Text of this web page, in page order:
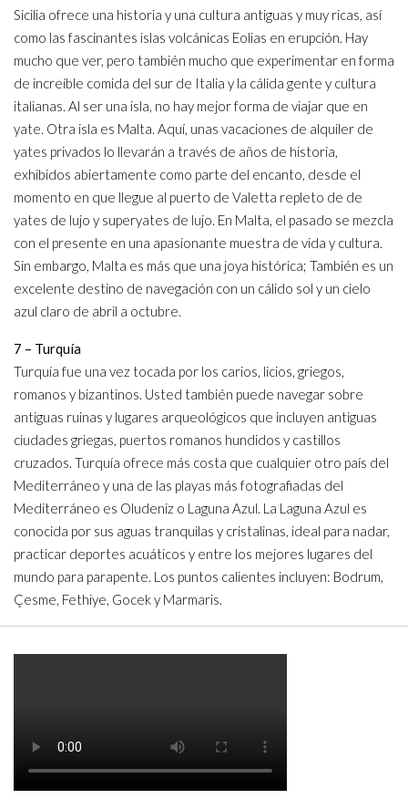
Sicilia ofrece una historia y una cultura antiguas y muy ricas, así
como las fascinantes islas volcánicas Eolias en erupción. Hay
mucho que ver, pero también mucho que experimentar en forma
de increíble comida del sur de Italia y la cálida gente y cultura
italianas. Al ser una isla, no hay mejor forma de viajar que en
yate. Otra isla es Malta. Aquí, unas vacaciones de alquiler de
yates privados lo llevarán a través de años de historia,
exhibidos abiertamente como parte del encanto, desde el
momento en que llegue al puerto de Valetta repleto de de
yates de lujo y superyates de lujo. En Malta, el pasado se mezcla
con el presente en una apasionante muestra de vida y cultura.
Sin embargo, Malta es más que una joya histórica; También es un
excelente destino de navegación con un cálido sol y un cielo
azul claro de abril a octubre.
7 – Turquía
Turquía fue una vez tocada por los carios, licios, griegos,
romanos y bizantinos. Usted también puede navegar sobre
antiguas ruinas y lugares arqueológicos que incluyen antiguas
ciudades griegas, puertos romanos hundidos y castillos
cruzados. Turquía ofrece más costa que cualquier otro país del
Mediterráneo y una de las playas más fotografiadas del
Mediterráneo es Oludeniz o Laguna Azul. La Laguna Azul es
conocida por sus aguas tranquilas y cristalinas, ideal para nadar,
practicar deportes acuáticos y entre los mejores lugares del
mundo para parapente. Los puntos calientes incluyen: Bodrum,
Çesme, Fethiye, Gocek y Marmaris.